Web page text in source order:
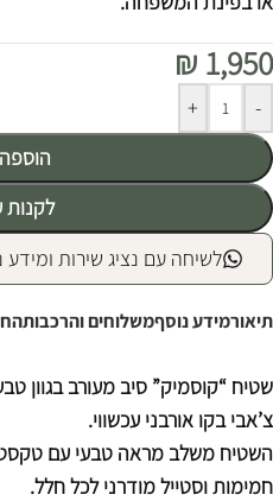
₪ 1,950
-
+
לקנות
Alternative:
לשיחה עם נציג שירות ומידע
תיאורמידע נוסףמשלוחים והרכבות
שטיח “קוסמיק” סיב מעורב בגוון
צ’אבי בקו אורבני עכשווי.
השטיח משלב מראה טבעי עם
חמימות וסטייל מודרני לכל חלל.